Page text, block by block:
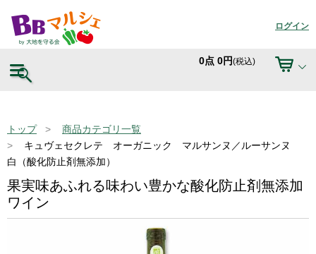
ログイン
0点 0円(税込)
トップ
商品カテゴリ一覧
キュヴェセクレテ オーガニック マルサンヌ／ルーサンヌ
白（酸化防止剤無添加）
果実味あふれる味わい豊かな酸化防止剤無添加
ワイン